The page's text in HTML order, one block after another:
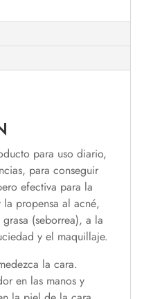
para uso diario,
para conseguir
efectiva para la
propensa al acné,
(seborrea), a la
y el maquillaje.
la cara.
en las manos y